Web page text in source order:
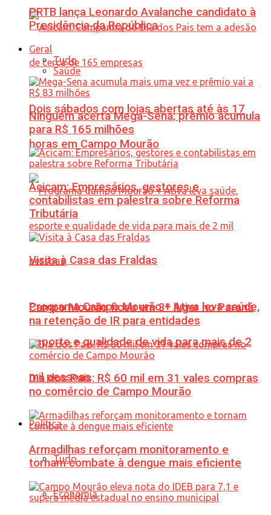
Dois sábados com lojas abertas até às 17
horas em Campo Mourão
Programa Campo Mourão + Ativa leva saúde,
esporte e qualidade de vida para mais de 2
mil pessoas
Política
Tudo
Economia
PRTB lança Leonardo Avalanche candidato à
Presidência da República
Geral
Tudo
Saúde
Ninguém acerta Mega-Sena; prêmio acumula
para R$ 165 milhões
Acicam: Empresários, gestores e
contabilistas em palestra sobre Reforma
Tributária
Visita à Casa das Fraldas
Campo Mourão ficou em 3º lugar no Paraná
na retenção de IR para entidades
Dia dos Pais: R$ 60 mil em 31 vales compras
no comércio de Campo Mourão
Armadilhas reforçam monitoramento e
tornam combate à dengue mais eficiente